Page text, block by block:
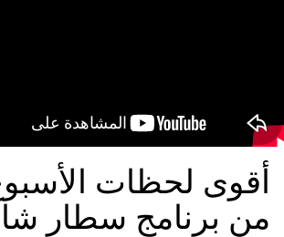
أقوى لحظات
من برنامج سطار